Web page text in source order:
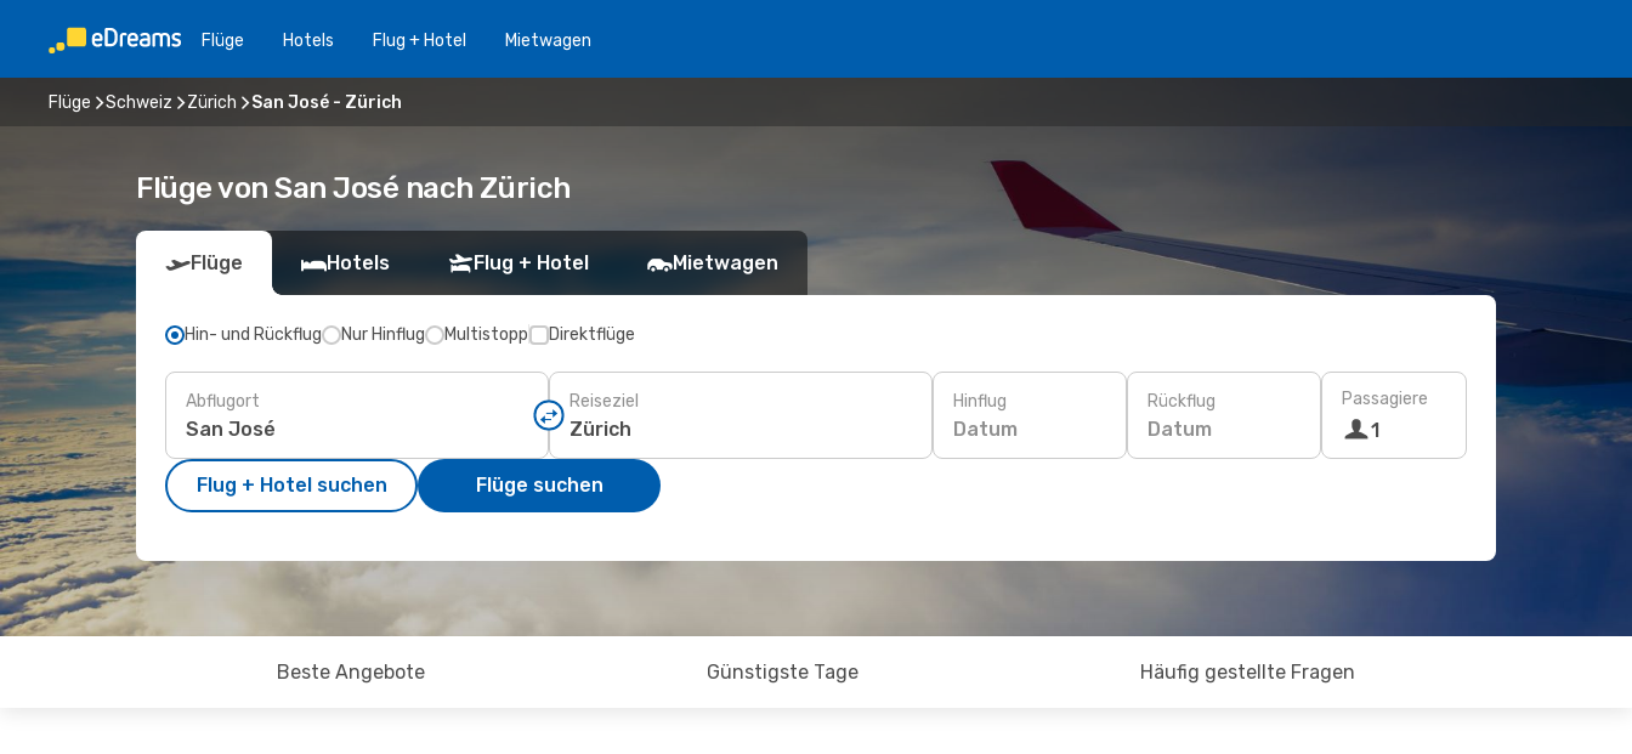
Flüge Hotels Flug + Hotel Mietwagen
Flüge Schweiz Zürich San José - Zürich
Flüge von San José nach Zürich
Flüge Hotels Flug + Hotel Mietwagen
Hin- und Rückflug Nur Hinflug Multistopp Direktflüge
Abflugort Reiseziel Hinflug
Datum
Rückflug
Datum
Passagiere
1
Flug + Hotel suchen Flüge suchen
Beste Angebote Günstigste Tage Häufig gestellte Fragen